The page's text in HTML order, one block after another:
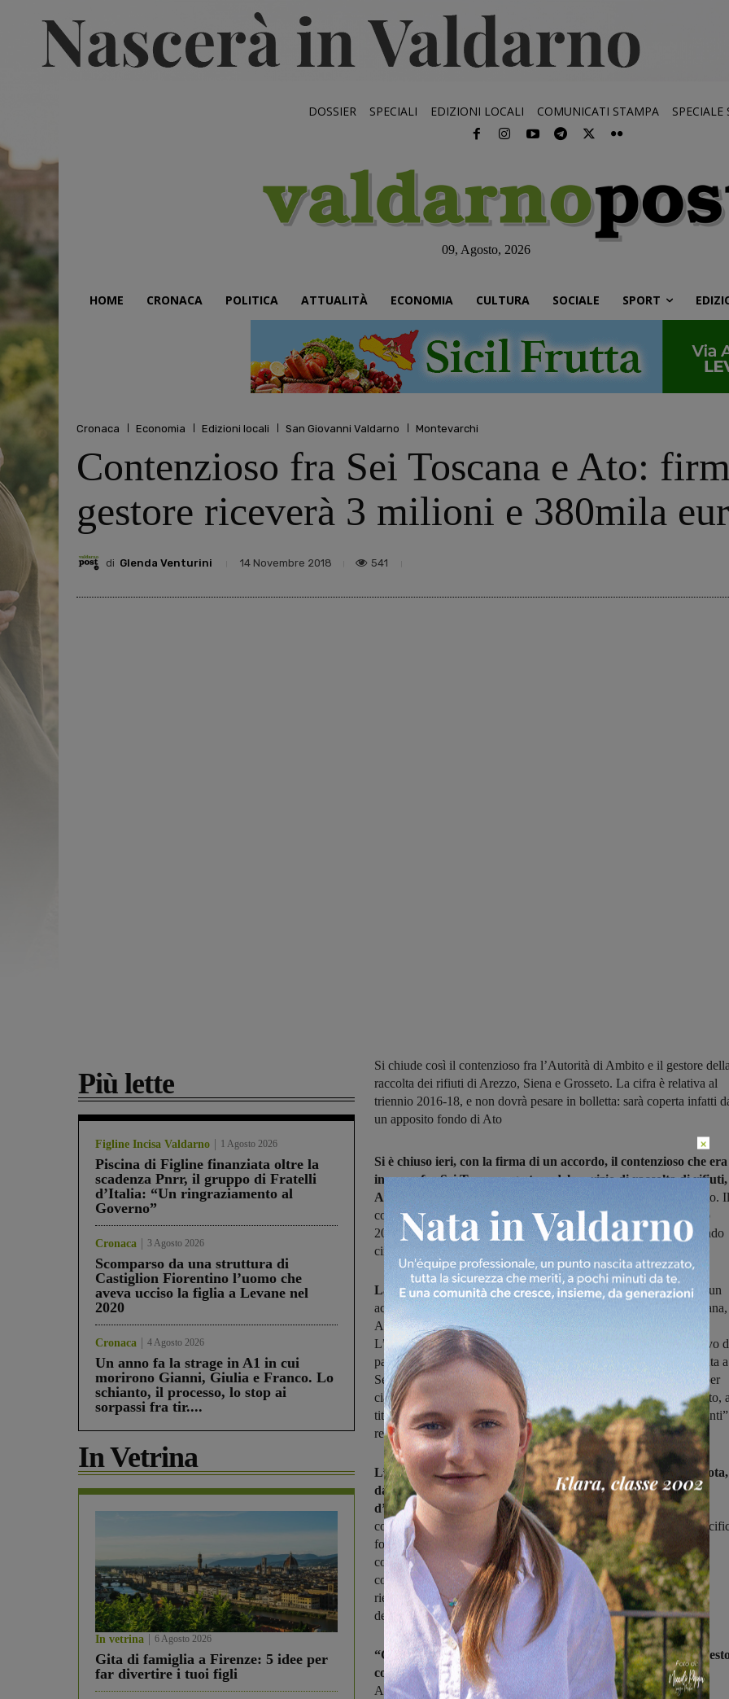
DOSSIER SPECIALI EDIZIONI LOCALI COMUNICATI STAMPA SPECIALE
09, Agosto, 2026
HOME CRONACA POLITICA ATTUALITÀ ECONOMIA CULTURA SOCIALE SPORT
Cronaca Economia Edizioni locali San Giovanni Valdarno Montevarchi
Contenzioso fra Sei Toscana e Ato:
gestore riceverà 3 milioni e 380mila
di Glenda Venturini 14 Novembre 2018 541
Più lette
Figline Incisa Valdarno 1 Agosto 2026
Piscina di Figline finanziata oltre la
scadenza Pnrr, il gruppo di Fratelli
d’Italia: “Un ringraziamento al
Governo”
Cronaca 3 Agosto 2026
Scomparso da una struttura di
Castiglion Fiorentino l’uomo che
aveva ucciso la figlia a Levane nel
2020
Cronaca 4 Agosto 2026
Un anno fa la strage in A1 in cui
morirono Gianni, Giulia e Franco. Lo
schianto, il processo, lo stop ai
sorpassi fra tir....
In Vetrina
In vetrina 6 Agosto 2026
Gita di famiglia a Firenze: 5 idee per
far divertire i tuoi figli
Si chiude così il contenzioso fra l’Autorità di Ambito e il gestore
raccolta dei rifiuti di Arezzo, Siena e Grosseto. La cifra è relativa al
triennio 2016-18, e non dovrà pesare in bolletta: sarà coperta infatti
un apposito fondo di Ato
Si è chiuso ieri, con la firma di un accordo, il contenzioso che era
in corso fra Sei Toscana, gestore del servizio di raccolta di rifiuti,
Ato Toscana Sud,
l'autorità di ambito di Arezzo, Siena e Grosseto. Il
contenzioso riguardava i corrispettivi dei servizi svolti nel triennio
2016-2017-2018, per i quali Sei aveva presentato ricorso, chiedendo
circa 10 milioni di euro a suo avviso mancanti.
La somma, invece, si è "fermata" a 3 milioni e 380mila euro: un
accordo bonario sottoscritto ieri dal direttore generale di Sei Toscana,
Alfredo Rosini e il direttore di Ato Toscana Sud, Paolo Diprima.
L’accordo, che prima di essere firmato ha ricevuto il parere positivo
parte dell’Assemblea di Ato, prevede che la somma sia riconosciuta a
Sei Toscana in due quote, ciascuna di 1 milione e 690mila euro, per
ciascuna delle annualità 2016 e 2017, e un ulteriore riconoscimento,
titolo di “costi generali inerenti la gestione del Corrispettivo impianti”
relativo all’anno 2018 per una somma di 430mila euro.
L’importo riconosciuto da Ato a Sei Toscana, chiarisce una
da considerarsi autonomo e distinto rispetto al Corrispettivo
d’Ambitoda utilizzare a fini Pef e Tari: questo significa che non
comporterà ripercussione sulle tariffe, ma sarà coperto da uno
fondo Ato costituito anni fa proprio per far fronte a possibili
contenziosi. Le parti hanno inoltre concordato che l’accordo di
conciliazione è propedeutico all’avvio della procedura per il
riequilibrio economico e finanziario della concessione e alla
definizione dei consuntivi dei servizi dal 2015 al 2017.
“Con la firma di oggi mettiamo finalmente la parola fine a
contenzioso che costituiva un intoppo
nei rapporti fra Società e
Autorità di ambito – dichiara Leonardo Masi, presidente di Sei
×